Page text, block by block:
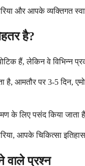
और आपके व्यक्तिगत
है?
हैं, लेकिन वे
है, आमतौर पर 3-5 दिन,
के लिए पसंद किया जाता
आपके चिकित्सा
वाले प्रश्न